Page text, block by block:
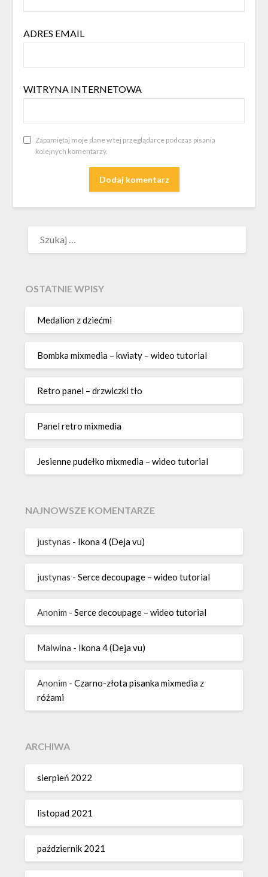
ADRES EMAIL
WITRYNA INTERNETOWA
Zapamiętaj moje dane w tej przeglądarce podczas pisania
kolejnych komentarzy.
OSTATNIE WPISY
Medalion z dziećmi
Bombka mixmedia – kwiaty – wideo tutorial
Retro panel – drzwiczki tło
Panel retro mixmedia
Jesienne pudełko mixmedia – wideo tutorial
NAJNOWSZE KOMENTARZE
justynas - Ikona 4 (Deja vu)
justynas -Serce decoupage – wideo tutorial
Anonim -Serce decoupage – wideo tutorial
Malwina - Ikona 4 (Deja vu)
Anonim -Czarno-złota pisanka mixmedia z
różami
ARCHIWA
sierpień 2022
listopad 2021
październik 2021